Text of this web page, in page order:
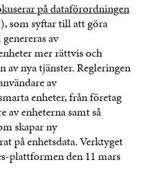
på dataförordningen
som syftar till att göra
av
mer rättvis och
nya tjänster. Regleringen
av
enheter, från företag
enheterna samt så
skapar ny
på enhetsdata. Verktyget
plattformen den 11 mars